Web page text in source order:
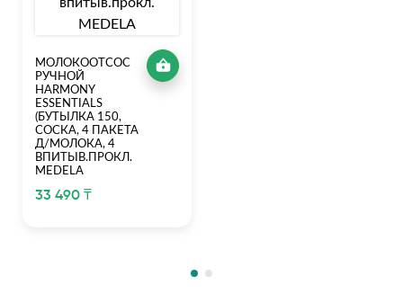
МОЛОКООТСОС
РУЧНОЙ
HARMONY
ESSENTIALS
(БУТЫЛКА 150,
СОСКА, 4 ПАКЕТА
Д/МОЛОКА, 4
ВПИТЫВ.ПРОКЛ.
MEDELA
33 490 ₸